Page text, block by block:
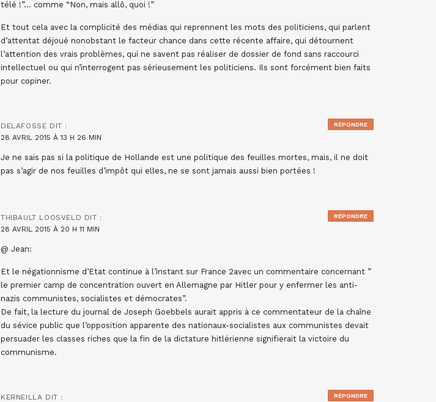
télé !”… comme “Non, mais allô, quoi !”
Et tout cela avec la complicité des médias qui reprennent les mots des politiciens, qui parlent
d’attentat déjoué nonobstant le facteur chance dans cette récente affaire, qui détournent
l’attention des vrais problèmes, qui ne savent pas réaliser de dossier de fond sans raccourci
intellectuel ou qui n’interrogent pas sérieusement les politiciens. Ils sont forcément bien faits
pour copiner.
DELAFOSSE DIT :
28 AVRIL 2015 À 13 H 26 MIN
Je ne sais pas si la politique de Hollande est une politique des feuilles mortes, mais, il ne doit
pas s’agir de nos feuilles d’impôt qui elles, ne se sont jamais aussi bien portées !
RÉPONDRE
THIBAULT LOOSVELD DIT :
28 AVRIL 2015 À 20 H 11 MIN
@ Jean:
Et le négationnisme d’Etat continue à l’instant sur France 2avec un commentaire concernant ”
le premier camp de concentration ouvert en Allemagne par Hitler pour y enfermer les anti-
nazis communistes, socialistes et démocrates”.
De fait, la lecture du journal de Joseph Goebbels aurait appris à ce commentateur de la chaîne
du sévice public que l’opposition apparente des nationaux-socialistes aux communistes devait
persuader les classes riches que la fin de la dictature hitlérienne signifierait la victoire du
communisme.
RÉPONDRE
KERNEILLA DIT : RÉPONDRE